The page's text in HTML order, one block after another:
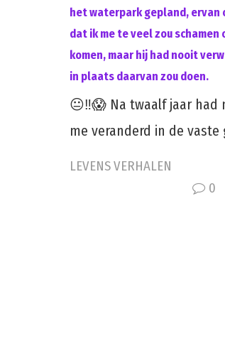
het waterpark gepland, ervan
dat ik me te veel zou schamen
komen, maar hij had nooit
in plaats daarvan zou doen.
😐‼️😱 Na twaalf jaar had
me veranderd in de vaste
LEVENS VERHALEN
0